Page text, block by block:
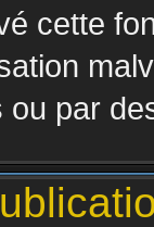
cette
par